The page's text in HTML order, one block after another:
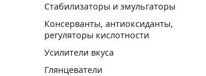
Стабилизаторы и эмульгаторы
Консерванты, антиоксиданты,
регуляторы кислотности
Усилители вкуса
Глянцеватели